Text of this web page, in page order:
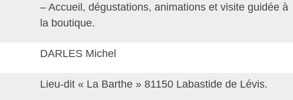
– Accueil, dégustations, animations et visite guidée à
la boutique.
DARLES Michel
Lieu-dit « La Barthe » 81150 Labastide de Lévis.